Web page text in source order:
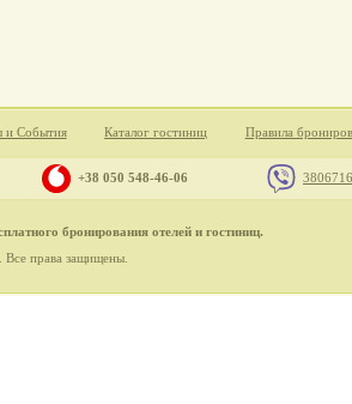
и События Каталог гостиниц Правила
+38 050 548-46-06
бронирования отелей и гостиниц.
права защищены.